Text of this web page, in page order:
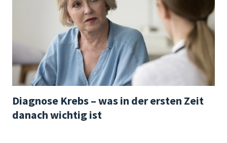
Diagnose Krebs – was in der ersten Zeit
danach wichtig ist